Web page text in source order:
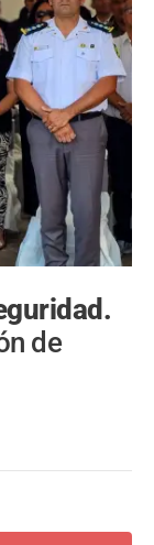
de